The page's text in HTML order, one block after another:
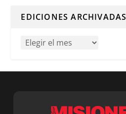
EDICIONES ARCHIVADAS